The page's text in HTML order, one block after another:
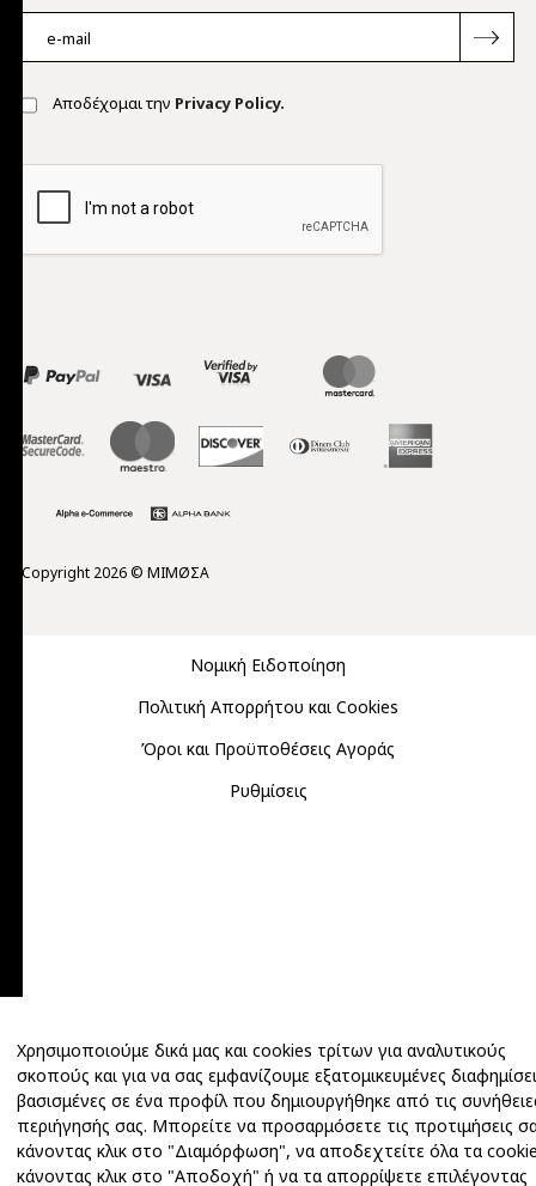
Αποδέχομαι την Privacy Policy.
Copyright 2026 © MIMØΣΑ
Χρησιμοποιούμε δικά μας και cookies τρίτων για αναλυτικούς
σκοπούς και για να σας εμφανίζουμε εξατομικευμένες
βασισμένες σε ένα προφίλ που δημιουργήθηκε από τις
περιήγησής σας. Μπορείτε να προσαρμόσετε τις προτιμήσεις
κάνοντας κλικ στο "Διαμόρφωση", να αποδεχτείτε όλα τα
κάνοντας κλικ στο "Αποδοχή" ή να τα απορρίψετε επιλέγοντας
Νομική Ειδοποίηση
Πολιτική Απορρήτου και Cookies
Όροι και Προϋποθέσεις Αγοράς
Ρυθμίσεις